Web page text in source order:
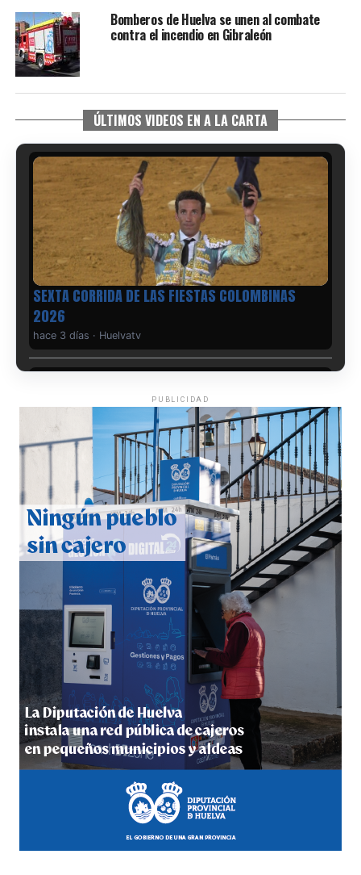
Bomberos de Huelva se unen al combate
contra el incendio en Gibraleón
ÚLTIMOS VIDEOS EN A LA CARTA
6º DÍA DE LAS FIESTAS COLOMBINAS 2026
hace 4 días
QUINTA CORRIDA DE LAS FIESTAS COLOMBINAS
2026
hace 4 días Huelvatv
5º DÍA DE LAS FIESTAS COLOMBINAS 2026
hace 5 días ·Huelvatv
PUBLICIDAD